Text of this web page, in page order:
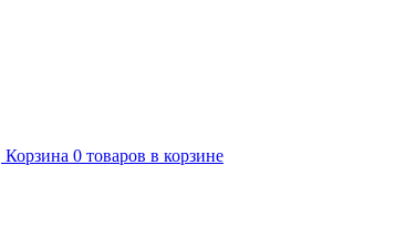
Корзина 0 товаров в корзине